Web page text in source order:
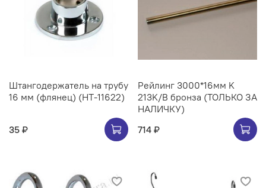
Штангодержатель на трубу
16 мм (флянец) (НТ-11622)
35 ₽
Рейлинг 3000*16мм K
213K/B бронза (ТОЛЬКО ЗА
НАЛИЧКУ)
714 ₽